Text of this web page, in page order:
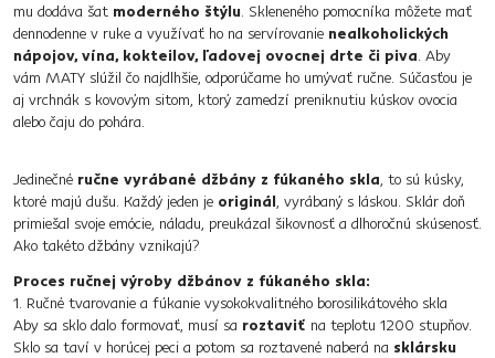
mu dodáva šat moderného štýlu. Skleneného pomocníka môžete mať
dennodenne v ruke a využívať ho na servírovanie nealkoholických
nápojov, vína, kokteilov, ľadovej ovocnej drte či piva. Aby
vám MATY slúžil čo najdlhšie, odporúčame ho umývať ručne. Súčasťou je
aj vrchnák s kovovým sitom, ktorý zamedzí preniknutiu kúskov ovocia
alebo čaju do pohára.
Jedinečné ručne vyrábané džbány z fúkaného skla, to sú kúsky,
ktoré majú dušu. Každý jeden je originál, vyrábaný s láskou. Sklár doň
primiešal svoje emócie, náladu, preukázal šikovnosť a dlhoročnú skúsenosť.
Ako takéto džbány vznikajú?
Proces ručnej výroby džbánov z fúkaného skla:
1. Ručné tvarovanie a fúkanie vysokokvalitného borosilikátového skla
Aby sa sklo dalo formovať, musí sa roztaviť na teplotu 1200 stupňov.
Sklo sa taví v horúcej peci a potom sa roztavené naberá na sklársku